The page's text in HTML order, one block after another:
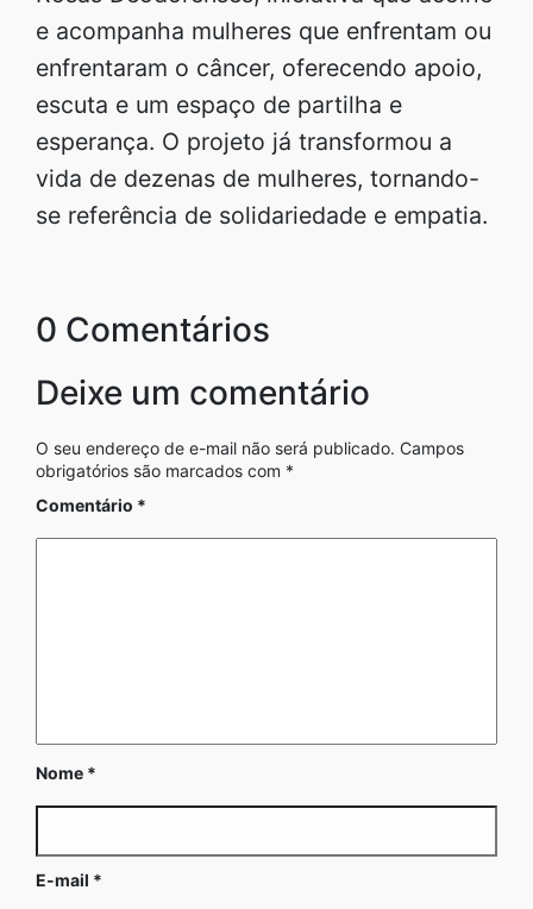
e acompanha mulheres que enfrentam ou
enfrentaram o câncer, oferecendo apoio,
escuta e um espaço de partilha e
esperança. O projeto já transformou a
vida de dezenas de mulheres, tornando-
se referência de solidariedade e empatia.
0 Comentários
Deixe um comentário
O seu endereço de e-mail não será publicado. Campos
obrigatórios são marcados com *
Comentário *
Nome *
E-mail *